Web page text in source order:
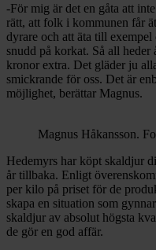
-För mig är det en gåta att
rätt, att folk i kommunen får
dyrare och att äta till
snudd på korkat. Så all
kronor extra. Det gläder ju
smickrande för oss. Det är
möjlighet, berättar Magnus.
Magnus Håkansson.
Hedemyrs har köpt skaldjur
år tillbaka. Enligt
per kilo på priset för de
skapa en situation som
skaldjur av absolut högsta
de gör en god affär.